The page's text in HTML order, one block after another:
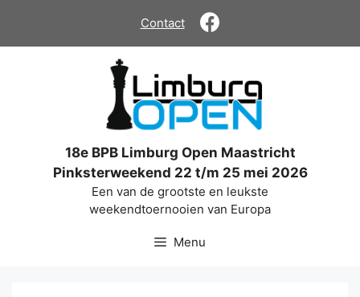
de
Contact
18e BPB Limburg Open Maastricht
Pinksterweekend 22 t/m 25 mei 2026
Een van de grootste en leukste
weekendtoernooien van Europa
Menu